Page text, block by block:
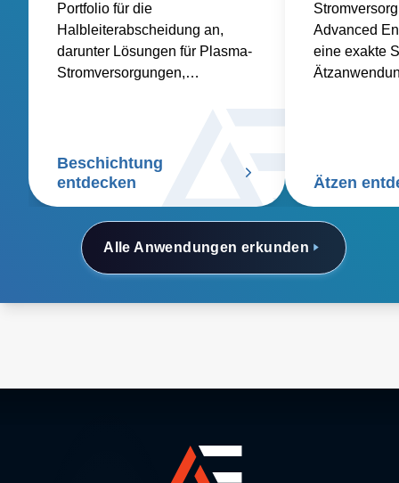
Alle Anwendungen erkunden
Portfolio für die
Halbleiterabscheidung an,
darunter Lösungen für Plasma-
Stromversorgungen,
Beschichtung
entdecken
Advanced
eine exakte
Ätzen